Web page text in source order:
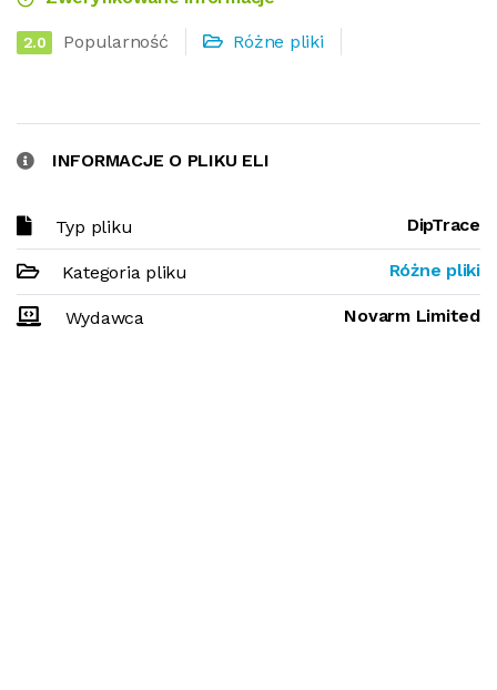
2.0 Popularność Różne pliki
INFORMACJE O PLIKU ELI
Typ pliku DipTrace
Kategoria pliku Różne pliki
Wydawca Novarm Limited